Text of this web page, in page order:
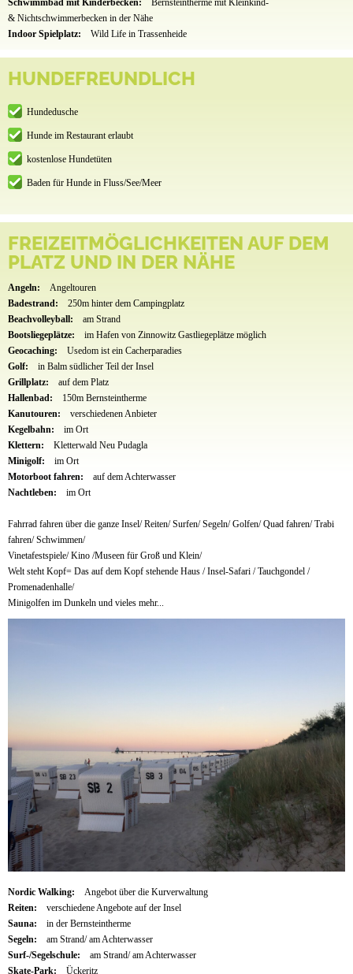
Schwimmbad mit Kinderbecken:
Bernsteintherme mit Kleinkind-
& Nichtschwimmerbecken in der Nähe
Indoor Spielplatz:
Wild Life in Trassenheide
HUNDEFREUNDLICH
Hundedusche
Hunde im Restaurant erlaubt
kostenlose Hundetüten
Baden für Hunde in Fluss/See/Meer
FREIZEITMÖGLICHKEITEN AUF DEM
PLATZ UND IN DER NÄHE
Angeln:
Angeltouren
Badestrand:
250m hinter dem Campingplatz
Beachvolleyball:
am Strand
Bootsliegeplätze:
im Hafen von Zinnowitz Gastliegeplätze möglich
Geocaching:
Usedom ist ein Cacherparadies
Golf:
in Balm südlicher Teil der Insel
Grillplatz:
auf dem Platz
Hallenbad:
150m Bernsteintherme
Kanutouren:
verschiedenen Anbieter
Kegelbahn:
im Ort
Klettern:
Kletterwald Neu Pudagla
Minigolf:
im Ort
Motorboot fahren:
auf dem Achterwasser
Nachtleben:
im Ort
Fahrrad fahren über die ganze Insel/ Reiten/ Surfen/ Segeln/ Golfen/ Quad fahren/ Trabi
fahren/ Schwimmen/
Vinetafestspiele/ Kino /Museen für Groß und Klein/
Welt steht Kopf= Das auf dem Kopf stehende Haus / Insel-Safari / Tauchgondel /
Promenadenhalle/
Minigolfen im Dunkeln und vieles mehr...
Nordic Walking:
Angebot über die Kurverwaltung
Reiten:
verschiedene Angebote auf der Insel
Sauna:
in der Bernsteintherme
Segeln:
am Strand/ am Achterwasser
Surf-/Segelschule:
am Strand/ am Achterwasser
Skate-Park:
Ückeritz